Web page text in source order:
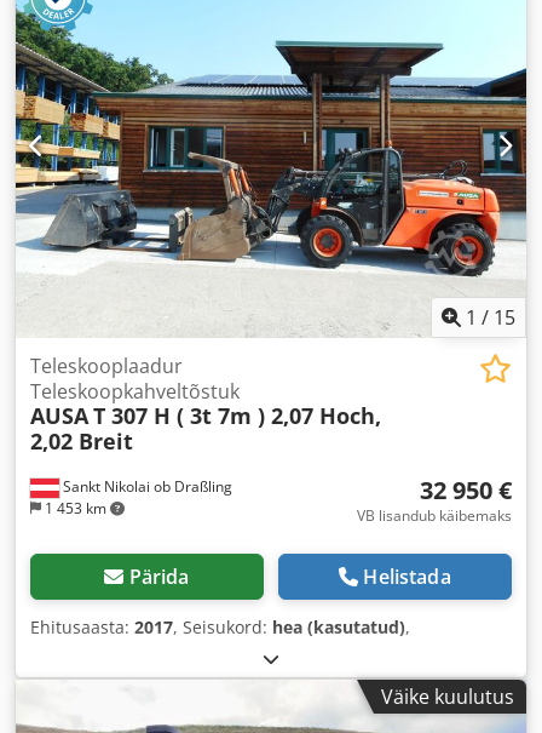
1 / 15
Sankt Nikolai ob Draßling
1 453 km
Teleskooplaadur
Teleskoopkahveltõstuk
AUSAT 307 H ( 3t 7m ) 2,07 Hoch,
2,02 Breit
32 950 €
VB lisandub käibemaks
Pärida Helistada
Ehitusaasta: 2017, Seisukord: hea (kasutatud),
Väike kuulutus